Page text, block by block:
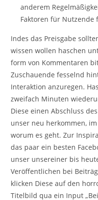
anderem
Faktoren für
Indes das Preisgabe
wissen wollen haschen
form von Kommentaren
Zuschauende fesselnd
Interaktion anzuregen.
zweifach Minuten
Diese einen Abschluss
unser neu herkommen,
worum es geht. Zur
das paar ein besten
unser unsereiner bis
Veröffentlichen bei
klicken Diese auf den
Titelbild qua ein Input